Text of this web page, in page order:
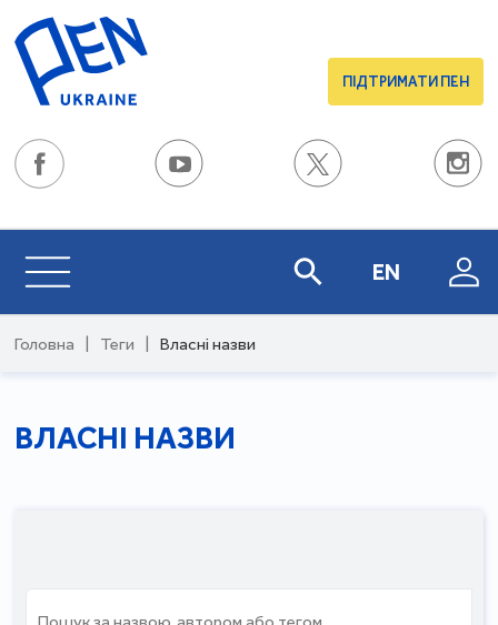
ПІДТРИМАТИ ПЕН
EN
Головна Теги Власні назви
ВЛАСНІ НАЗВИ